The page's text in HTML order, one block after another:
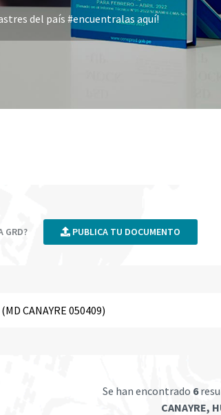
del país #encuentralas aquí!
GRD? PUBLICA TU DOCUMENTO
Se han encontrado 6
CANAYRE,